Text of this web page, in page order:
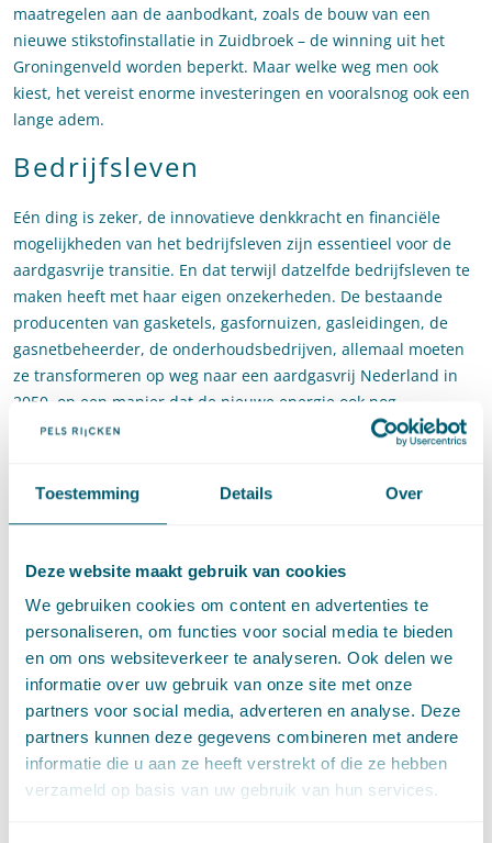
Toestemming Details Over
Deze website maakt gebruik van cookies
We gebruiken cookies om content en advertenties te
personaliseren, om functies voor social media te bieden
en om ons websiteverkeer te analyseren. Ook delen we
informatie over uw gebruik van onze site met onze
partners voor social media, adverteren en analyse. Deze
partners kunnen deze gegevens combineren met andere
informatie die u aan ze heeft verstrekt of die ze hebben
verzameld op basis van uw gebruik van hun services.
maatregelen aan de aanbodkant, zoals de bouw van een
nieuwe stikstofinstallatie in Zuidbroek – de winning uit het
Groningenveld worden beperkt. Maar welke weg men ook
kiest, het vereist enorme investeringen en vooralsnog ook een
lange adem.
Bedrijfsleven
Eén ding is zeker, de innovatieve denkkracht en financiële
mogelijkheden van het bedrijfsleven zijn essentieel voor de
aardgasvrije transitie. En dat terwijl datzelfde bedrijfsleven te
maken heeft met haar eigen onzekerheden. De bestaande
producenten van gasketels, gasfornuizen, gasleidingen, de
gasnetbeheerder, de onderhoudsbedrijven, allemaal moeten
ze transformeren op weg naar een aardgasvrij Nederland in
2050, op een manier dat de nieuwe energie ook nog
betaalbaar blijft voor de consument. Gelukkig hebben we nog
Wettelijk kader
Van het gas af, het klinkt zo simpel, maar hoe doe je het? Door
in ieder geval eerst het juiste wettelijk kader te creëren. Daar
is de wetgever al mee aan de slag gegaan. In de huidige
situatie is nog sprake van een gasaansluitplicht, zowel voor de
gasnetbeheerder (op basis van artikel 10 lid 6 Gaswet) als voor
de bouwer (op basis van artikel 6.10 lid 2 Bouwbesluit 2012).
Op dit moment is het dus nog niet mogelijk om aardgasvrije
woningen te bouwen. Daar komt met ingang van 1 juli 2018
verandering in. Dankzij de Wet voortgang energietransitie, die